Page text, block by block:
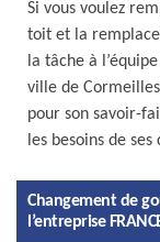
Si vous voulez
toit et la
la tâche à
ville de
pour son savoir-
les besoins de
Changement de
l’entreprise